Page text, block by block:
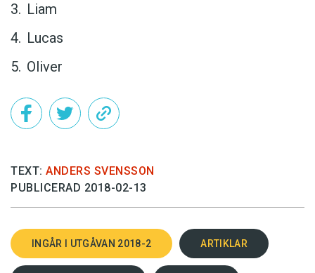
Liam
Lucas
Oliver
TEXT: ANDERS SVENSSON
PUBLICERAD 2018-02-13
INGÅR I UTGÅVAN 2018-2 ARTIKLAR